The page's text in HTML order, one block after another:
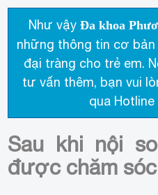
Như vậy Đa khoa
những thông tin cơ
đại tràng cho trẻ em.
tư vấn thêm, bạn vui
qua Hotline
Sau khi nội
được chăm